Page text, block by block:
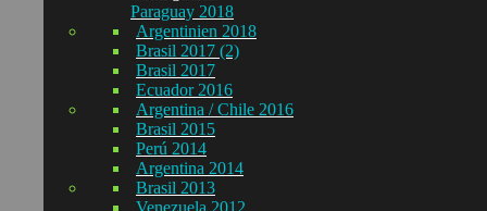
Paraguay 2018
Argentinien 2018
Brasil 2017 (2)
Brasil 2017
Ecuador 2016
Argentina / Chile 2016
Brasil 2015
Perú 2014
Argentina 2014
Brasil 2013
Venezuela 2012